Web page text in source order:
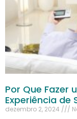
Por Que Fazer
Experiência de
dezembro 2, 2024